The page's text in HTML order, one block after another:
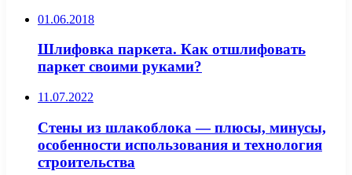
01.06.2018
Шлифовка паркета. Как отшлифовать
паркет своими руками?
11.07.2022
Стены из шлакоблока — плюсы, минусы,
особенности использования и технология
строительства